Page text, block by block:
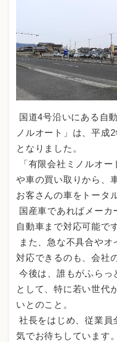
国道4号沿いにある自
ノルオート」は、平成
となりました。
「有限会社ミノルオ
や車の買い取りから、
お客さんの車をトータ
国産車であればメーカ
自動車まで対応可能です
また、急な不具合や
対応できるのも、会社
今後は、誰もがふらっ
として、特に若い世代
いとのこと。
社長をはじめ、従業員
気でお待ちしています。